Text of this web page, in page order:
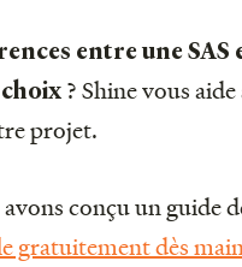
entre une SAS
? Shine vous
projet.
avons conçu un guide
gratuitement dès